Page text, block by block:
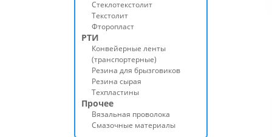
Стеклотекстолит
Текстолит
Фторопласт
РТИ
Конвейерные ленты
(транспортерные)
Резина для брызговиков
Резина сырая
Техпластины
Прочее
Вязальная проволока
Смазочные материалы